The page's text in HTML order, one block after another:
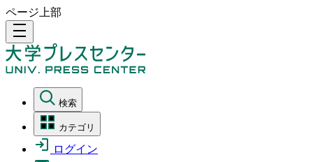
ページ上部
density_medium
検索
カテゴリ
ログイン